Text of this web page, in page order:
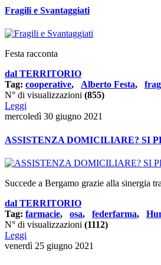
Fragili e Svantaggiati
Festa racconta
dal TERRITORIO
Tag: cooperative, Alberto Festa,
N° di visualizzazioni (855)
Leggi
mercoledì 30 giugno 2021
ASSISTENZA DOMICILIARE? SI
Succede a Bergamo grazie alla sinergia
dal TERRITORIO
Tag: farmacie, osa, federfarma,
N° di visualizzazioni (1112)
Leggi
venerdì 25 giugno 2021